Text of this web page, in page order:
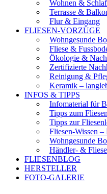
Wohnen &
Terrasse &
Flur & Eingang
FLIESEN-VORZÜGE
Wohngesunde
Fliese &
Ökologie &
Zertifizierte
Reinigung &
Keramik –
INFOS & TIPPS
Infomaterial für
Tipps zum
Tipps zur
Fliesen-Wissen –
Wohngesunde
Händler- &
FLIESENBLOG
HERSTELLER
FOTO-GALERIE